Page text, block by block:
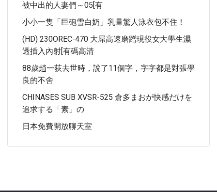
被中出的人妻們～05[有
小小一隻「巨砲雪白奶」乳量驚人泳衣包不住！
(HD) 230OREC-470 大屌高速磨蹭現役女大學生濕
透插入內射[有碼高清
88歲趙一荻去世時，說了11個字，字字都是對張學
良的不舍
CHINASES SUB XVSR-525 倉多まおが快感だけを
追求する「素」の
日本免費開放聊天室